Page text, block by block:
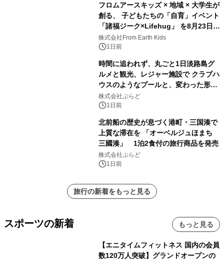
フロムアースキッズ × 地域 × 大学生が
創る、 子どもたちの「自育」イベント
「諸福ジーク×Lifehug」 を8月23日
(日)開催
株式会社From Earth Kids
1日前
時間に追われず、丸ごと1日淡路島グ
ルメと観光、レジャー施設で クラブハ
ウスのようなプールと、変わった形の
サウナも 「THE BOXY AWAJI」のお
得な素泊まり連泊プランで
株式会社ぷらど
1日前
北前船の歴史が息づく港町・三国湊で
上質な滞在を 「オーベルジュほまち
三國湊」 1泊2食付の旅行商品を発売
株式会社ぷらど
1日前
旅行の新着をもっと見る
スポーツの新着 もっと見る
【エニタイムフィットネス 国内の会員
数120万人突破】グランドオープンの